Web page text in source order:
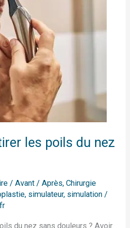
les poils du nez
/Avant / Après,Chirurgie
, simulateur, simulation /
du nez sans douleurs ? Avoir